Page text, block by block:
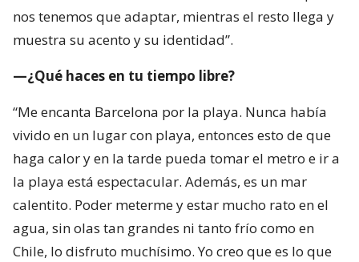
nos tenemos que adaptar, mientras el resto llega y
muestra su acento y su identidad”.
—¿Qué haces en tu tiempo libre?
“Me encanta Barcelona por la playa. Nunca había
vivido en un lugar con playa, entonces esto de que
haga calor y en la tarde pueda tomar el metro e ir a
la playa está espectacular. Además, es un mar
calentito. Poder meterme y estar mucho rato en el
agua, sin olas tan grandes ni tanto frío como en
Chile, lo disfruto muchísimo. Yo creo que es lo que